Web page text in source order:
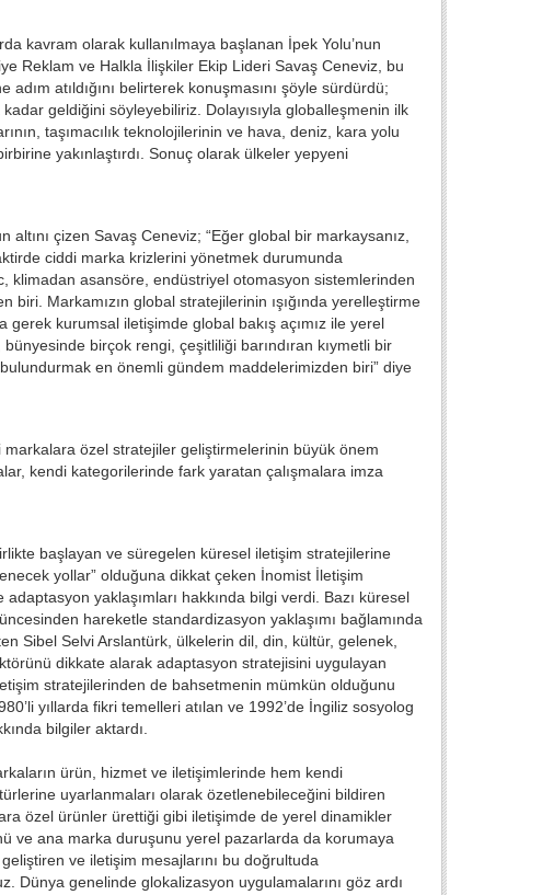
kavram olarak kullanılmaya başlanan İpek Yolu’nun
Reklam ve Halkla İlişkiler Ekip Lideri Savaş Ceneviz, bu
atıldığını belirterek konuşmasını şöyle sürdürdü;
geldiğini söyleyebiliriz. Dolayısıyla globalleşmenin ilk
taşımacılık teknolojilerinin ve hava, deniz, kara yolu
yakınlaştırdı. Sonuç olarak ülkeler yepyeni
çizen Savaş Ceneviz; “Eğer global bir markaysanız,
ciddi marka krizlerini yönetmek durumunda
klimadan asansöre, endüstriyel otomasyon sistemlerinden
Markamızın global stratejilerinin ışığında yerelleştirme
gerek kurumsal iletişimde global bakış açımız ile yerel
birçok rengi, çeşitliliği barındıran kıymetli bir
en önemli gündem maddelerimizden biri” diye
özel stratejiler geliştirmelerinin büyük önem
kendi kategorilerinde fark yaratan çalışmalara imza
başlayan ve süregelen küresel iletişim stratejilerine
yollar” olduğuna dikkat çeken İnomist İletişim
yaklaşımları hakkında bilgi verdi. Bazı küresel
hareketle standardizasyon yaklaşımı bağlamında
Sibel Selvi Arslantürk, ülkelerin dil, din, kültür, gelenek,
dikkate alarak adaptasyon stratejisini uygulayan
stratejilerinden de bahsetmenin mümkün olduğunu
yıllarda fikri temelleri atılan ve 1992’de İngiliz sosyolog
bilgiler aktardı.
ürün, hizmet ve iletişimlerinde hem kendi
uyarlanmaları olarak özetlenebileceğini bildiren
özel ürünler ürettiği gibi iletişimde de yerel dinamikler
ve ana marka duruşunu yerel pazarlarda da korumaya
ve iletişim mesajlarını bu doğrultuda
Dünya genelinde glokalizasyon uygulamalarını göz ardı